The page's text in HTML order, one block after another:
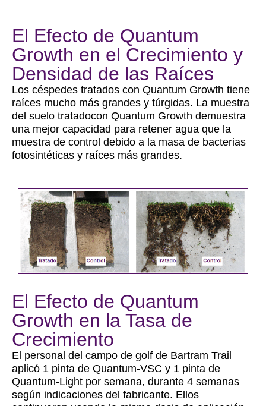
El Efecto de Quantum
Growth en el Crecimiento y
Densidad de las Raíces
Los céspedes tratados con Quantum Growth tiene
raíces mucho más grandes y túrgidas. La muestra
del suelo tratadocon Quantum Growth demuestra
una mejor capacidad para retener agua que la
muestra de control debido a la masa de bacterias
fotosintéticas y raíces más grandes.
El Efecto de Quantum
Growth en la Tasa de
Crecimiento
El personal del campo de golf de Bartram Trail
aplicó 1 pinta de Quantum-VSC y 1 pinta de
Quantum-Light por semana, durante 4 semanas
según indicaciones del fabricante. Ellos